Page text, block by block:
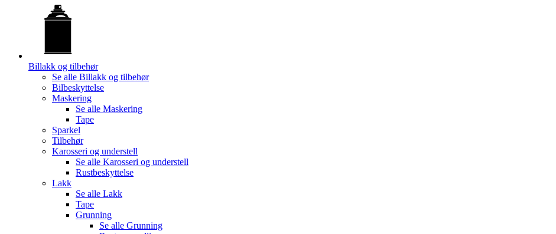
Billakk og tilbehør
Se alle Billakk og tilbehør
Bilbeskyttelse
Maskering
Se alle Maskering
Tape
Sparkel
Tilbehør
Karosseri og understell
Se alle Karosseri og understell
Rustbeskyttelse
Lakk
Se alle Lakk
Tape
Grunning
Se alle Grunning